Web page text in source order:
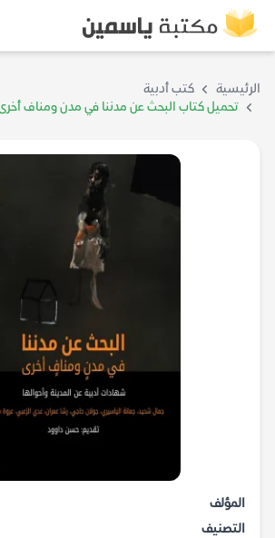
الرئيسية
كتب أدبية
تحميل كتاب البحث عن مدننا في مدن ومناف
المؤلف
التصنيف